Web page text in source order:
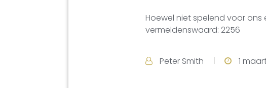
Hoewel niet spelend voor
vermeldenswaard: 2256
Peter Smith 1